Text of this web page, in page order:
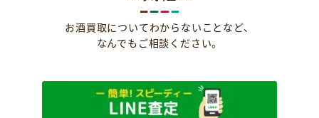
お酒買取についてわからないことなど、
なんでもご相談ください。